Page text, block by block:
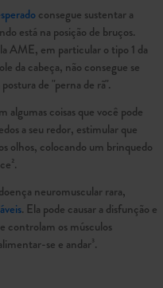
consegue sustentar a
está na posição de bruços.
AME, em particular o tipo 1 da
da cabeça, não consegue se
de "perna de rã".
algumas coisas que você pode
a seu redor, estimular que
olhos, colocando um brinquedo
neuromuscular rara,
. Ela pode causar a disfunção e
controlam os músculos
se e andar³.